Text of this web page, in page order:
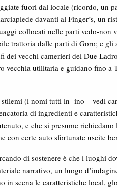
fuori dal locale (ricordo, un
davanti al Finger’s, un
collocati nelle parti vedo-non
trattoria dalle parti di Goro; e
dei vecchi camerieri dei Due
vecchia utilitaria e guidano fino a
(i nomi tutti in -ino – vedi
di ingredienti e
e che si presume
con certe auto sfortunate uscite
di sostenere è che i luoghi
narrativo, un luogo
in scena le caratteristiche local,